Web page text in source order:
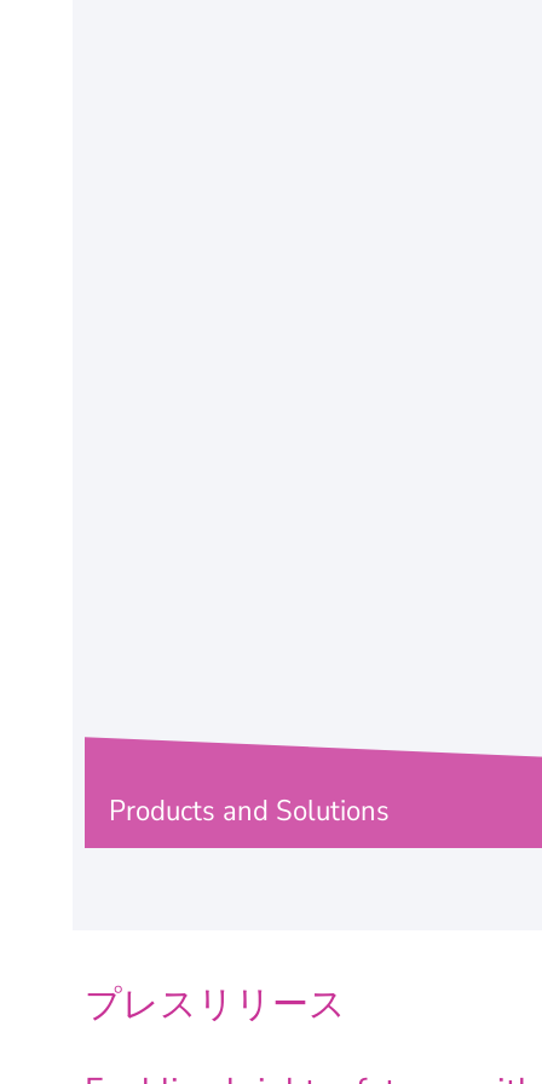
Products and Solutions
プレスリリース